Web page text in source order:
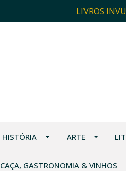
LIVROS
HISTÓRIA ARTE
CAÇA, GASTRONOMIA & VINHOS